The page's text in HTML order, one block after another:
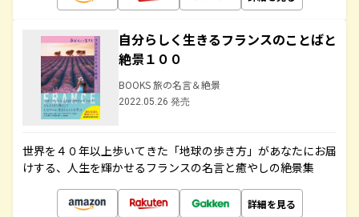
自分らしく生きるフランスのことばと
絶景１００
BOOKS 旅の名言＆絶景
2022.05.26 発売
世界を４０年以上歩いてきた「地球の歩き方」があなたにお届
けする、人生を輝かせるフランスの名言と癒やしの絶景集
詳細を見る